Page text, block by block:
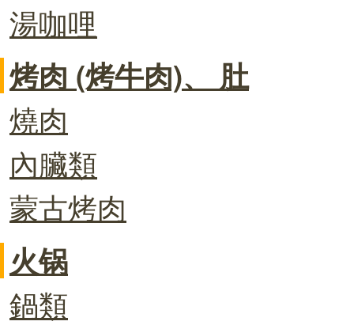
湯咖哩
烤肉 (烤牛肉)、 肚
燒肉
內臟類
蒙古烤肉
火锅
鍋類